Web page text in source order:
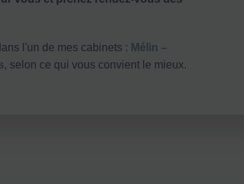
l'un de mes cabinets : Mélin –
, selon ce qui vous convient le mieux.